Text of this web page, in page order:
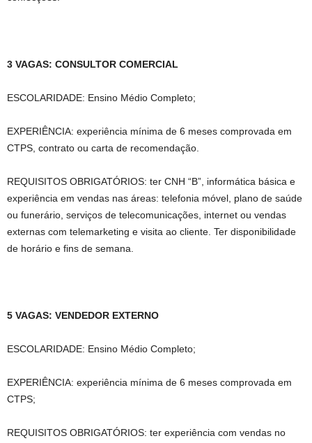
3 VAGAS: CONSULTOR COMERCIAL
ESCOLARIDADE: Ensino Médio Completo;
EXPERIÊNCIA: experiência mínima de 6 meses comprovada em
CTPS, contrato ou carta de recomendação.
REQUISITOS OBRIGATÓRIOS: ter CNH “B”, informática básica e
experiência em vendas nas áreas: telefonia móvel, plano de saúde
ou funerário, serviços de telecomunicações, internet ou vendas
externas com telemarketing e visita ao cliente. Ter disponibilidade
de horário e fins de semana.
5 VAGAS: VENDEDOR EXTERNO
ESCOLARIDADE: Ensino Médio Completo;
EXPERIÊNCIA: experiência mínima de 6 meses comprovada em
CTPS;
REQUISITOS OBRIGATÓRIOS: ter experiência com vendas no